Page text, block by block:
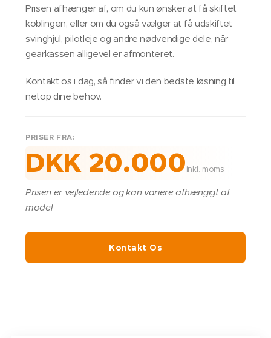
Prisen afhænger af, om du kun ønsker at få skiftet
koblingen, eller om du også vælger at få udskiftet
svinghjul, pilotleje og andre nødvendige dele, når
gearkassen alligevel er afmonteret.
Kontakt os i dag, så finder vi den bedste løsning til
netop dine behov.
PRISER FRA:
DKK 20.000inkl. moms
Prisen er vejledende og kan variere afhængigt af
model
Kontakt Os